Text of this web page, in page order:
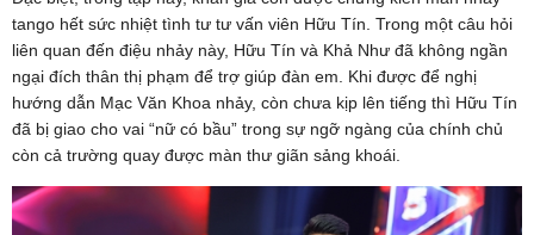
tango hết sức nhiệt tình tư tư vấn viên Hữu Tín. Trong một câu hỏi
liên quan đến điệu nhảy này, Hữu Tín và Khả Như đã không ngần
ngại đích thân thị phạm để trợ giúp đàn em. Khi được để nghị
hướng dẫn Mạc Văn Khoa nhảy, còn chưa kịp lên tiếng thì Hữu Tín
đã bị giao cho vai “nữ có bầu” trong sự ngỡ ngàng của chính chủ
còn cả trường quay được màn thư giãn sảng khoái.